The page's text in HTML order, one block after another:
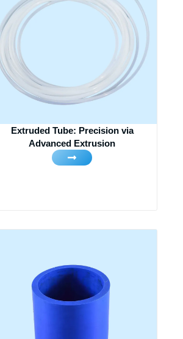
Extruded Tube: Precision via
Advanced Extrusion